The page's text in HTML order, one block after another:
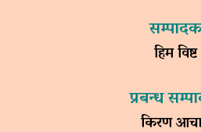
सम्पादक
हिम विष्ट
प्रबन्ध
किरण